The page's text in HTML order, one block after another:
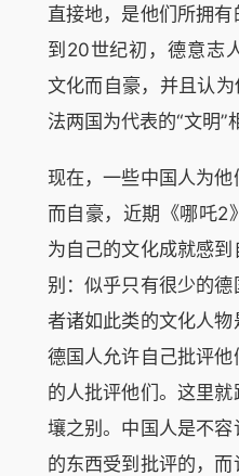
直接地，是他们所拥
到20世纪初，德意志
文化而自豪，并且认
法两国为代表的“文明”
现在，一些中国人为
而自豪，近期《哪吒2
为自己的文化成就感
别：似乎只有很少的
者诸如此类的文化人
德国人允许自己批评
的人批评他们。这里
壤之别。中国人是不
的东西受到批评的，